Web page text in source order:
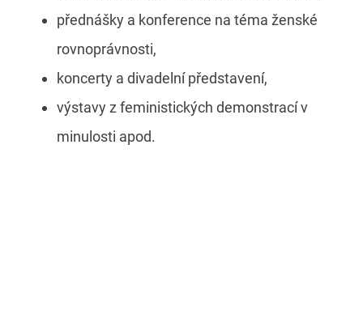
přednášky a konference na téma ženské
rovnoprávnosti,
koncerty a divadelní představení,
výstavy z feministických demonstrací v
minulosti apod.